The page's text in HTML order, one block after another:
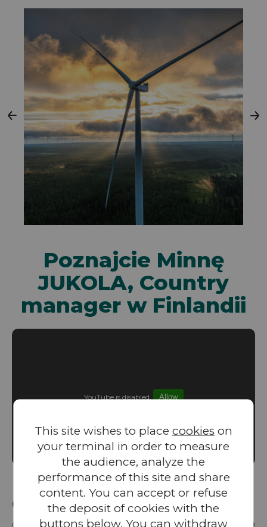
Poznajcie Minnę
JUKOLA, Country
manager w Finlandii
YouTube is disabled. Allow
Grecja
This site wishes to place cookies on
your terminal in order to measure
the audience, analyze the
performance of this site and share
content. You can accept or refuse
the deposit of cookies with the
buttons below. You can withdraw